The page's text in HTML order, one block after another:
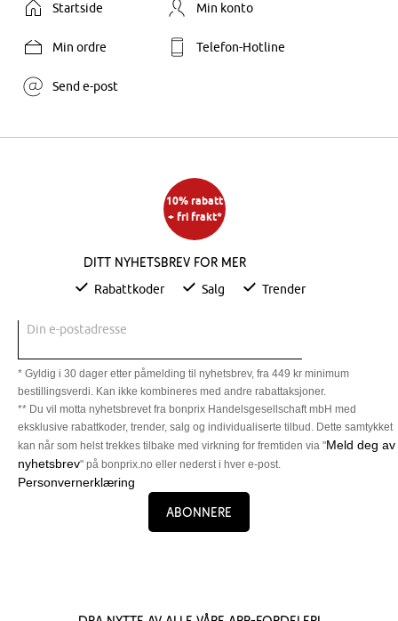
Startside Min konto
Min ordre Telefon-Hotline
Send e-post
10% rabatt
+ fri frakt*
Ditt nyhetsbrev for mer
Rabattkoder Salg Trender
Din e-postadresse
* Gyldig i 30 dager etter påmelding til nyhetsbrev, fra 449 kr minimum
bestillingsverdi. Kan ikke kombineres med andre rabattaksjoner.
** Du vil motta nyhetsbrevet fra bonprix Handelsgesellschaft mbH med
eksklusive rabattkoder, trender, salg og individualiserte tilbud. Dette samtykket
kan når som helst trekkes tilbake med virkning for fremtiden via "Meld deg av
nyhetsbrev" på bonprix.no eller nederst i hver e-post.
Personvernerklæring
Abonnere